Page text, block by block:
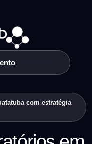
com estratégia